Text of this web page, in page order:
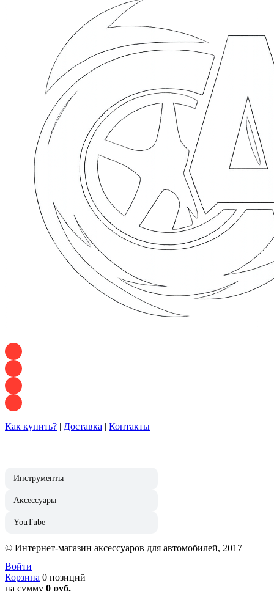
Как купить? | Доставка | Контакты
Инструменты
Аксессуары
YouTube
© Интернет-магазин аксессуаров для автомобилей, 2017
Войти
Корзина 0 позиций
на сумму 0 руб.